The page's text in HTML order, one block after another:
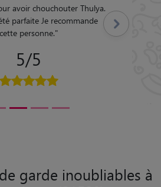
avoir chouchouter Thulya.
parfaite Je recommande
cette personne."
5/5
Suivant
garde inoubliables à